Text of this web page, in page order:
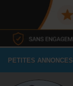
PETITES ANNONCES